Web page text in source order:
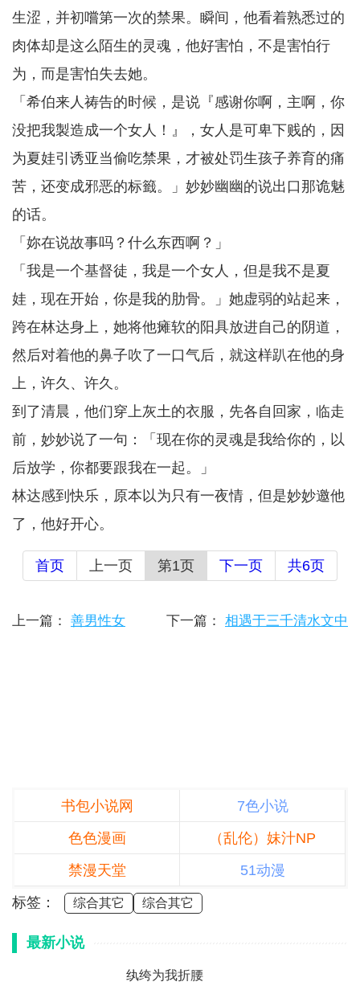
生涩，并初嚐第一次的禁果。瞬间，他看着熟悉过的
肉体却是这么陌生的灵魂，他好害怕，不是害怕行
为，而是害怕失去她。
「希伯来人祷告的时候，是说『感谢你啊，主啊，你
没把我製造成一个女人！』，女人是可卑下贱的，因
为夏娃引诱亚当偷吃禁果，才被处罚生孩子养育的痛
苦，还变成邪恶的标籤。」妙妙幽幽的说出口那诡魅
的话。
「妳在说故事吗？什么东西啊？」
「我是一个基督徒，我是一个女人，但是我不是夏
娃，现在开始，你是我的肋骨。」她虚弱的站起来，
跨在林达身上，她将他瘫软的阳具放进自己的阴道，
然后对着他的鼻子吹了一口气后，就这样趴在他的身
上，许久、许久。
到了清晨，他们穿上灰土的衣服，先各自回家，临走
前，妙妙说了一句：「现在你的灵魂是我给你的，以
后放学，你都要跟我在一起。」
林达感到快乐，原本以为只有一夜情，但是妙妙邀他
了，他好开心。
首页 上一页 第1页 下一页 共6页
上一篇： 善男性女 下一篇： 相遇于三千清水文中
书包小说网
7色小说
色色漫画
（乱伦）妹汁NP
禁漫天堂
51动漫
标签：
综合其它 综合其它
最新小说
纨绔为我折腰